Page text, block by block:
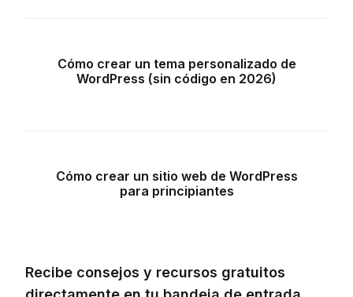
Cómo crear un tema personalizado de
WordPress (sin código en 2026)
Cómo crear un sitio web de WordPress
para principiantes
Recibe consejos y recursos gratuitos